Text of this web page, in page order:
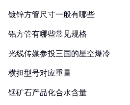
镀锌方管尺寸一般有哪些
铝方管有哪些常见规格
光线传媒参投三国的星空爆冷
横担型号对应重量
锰矿石产品化合水含量